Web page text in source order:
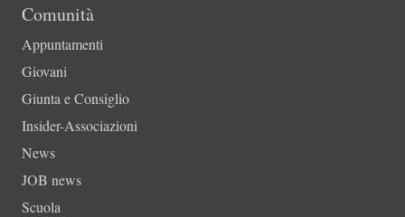
Comunità
Appuntamenti
Giovani
Giunta e Consiglio
Insider-Associazioni
News
JOB news
Scuola